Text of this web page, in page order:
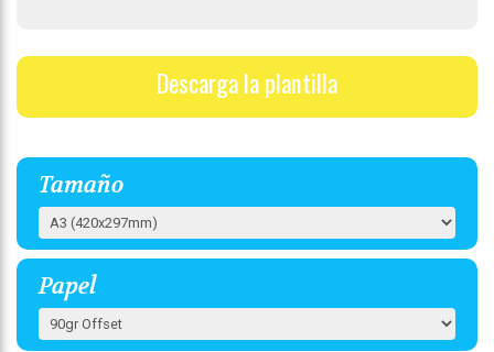
Descarga la plantilla
Tamaño
Papel